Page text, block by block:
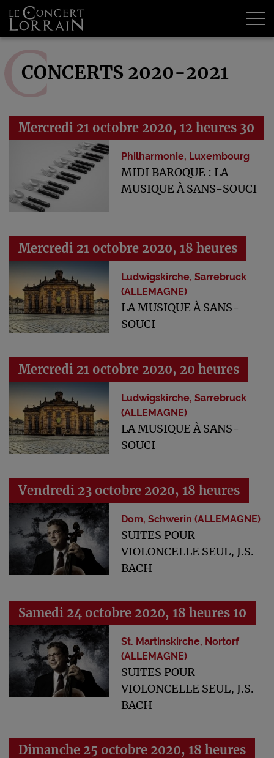
CONCERTS 2020-2021
Mercredi 21 octobre 2020, 12 heures 30
Philharmonie, Luxembourg
MIDI BAROQUE : LA
MUSIQUE À SANS-SOUCI
Mercredi 21 octobre 2020, 18 heures
Ludwigskirche, Sarrebruck
(ALLEMAGNE)
LA MUSIQUE À SANS-
SOUCI
Mercredi 21 octobre 2020, 20 heures
Ludwigskirche, Sarrebruck
(ALLEMAGNE)
LA MUSIQUE À SANS-
SOUCI
Vendredi 23 octobre 2020, 18 heures
Dom, Schwerin (ALLEMAGNE)
SUITES POUR
VIOLONCELLE SEUL, J.S.
BACH
Samedi 24 octobre 2020, 18 heures 10
St. Martinskirche, Nortorf
(ALLEMAGNE)
SUITES POUR
VIOLONCELLE SEUL, J.S.
BACH
Dimanche 25 octobre 2020, 18 heures